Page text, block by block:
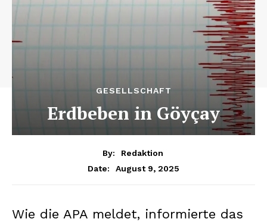
GESELLSCHAFT
Erdbeben in Göyçay
By:
Redaktion
Date:
August 9, 2025
Wie die APA meldet, informierte das